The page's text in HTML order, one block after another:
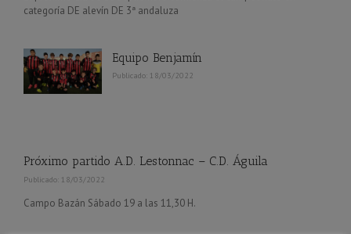
categoría DE alevín DE 3ª andaluza
Equipo Benjamín
Publicado: 18/03/2022
Próximo partido A.D. Lestonnac – C.D. Águila
Publicado: 18/03/2022
Campo Bazán Sábado 19 a las 11,30 H.